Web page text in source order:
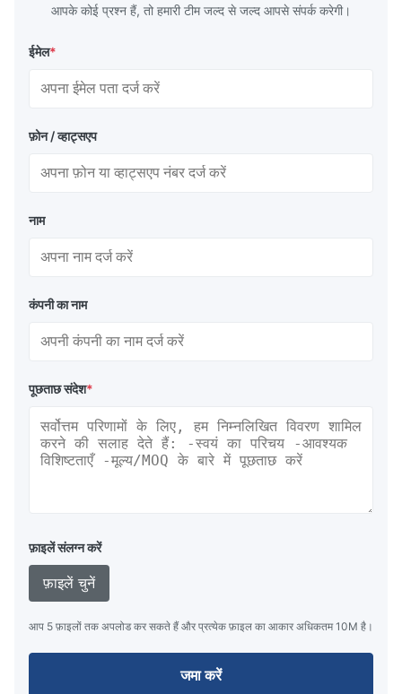
Durable and reliable pelletizer. We run it daily without any
आपके कोई प्रश्न हैं, तो हमारी टीम जल्द से जल्द आपसे संपर्क करेगी।
ईमेल*
फ़ोन / व्हाट्सएप
नाम
कंपनी का नाम
पूछताछ संदेश*
फ़ाइलें संलग्न करें
फ़ाइलें चुनें
आप 5 फ़ाइलों तक अपलोड कर सकते हैं और प्रत्येक फ़ाइल का आकार अधिकतम 10M है।
जमा करें